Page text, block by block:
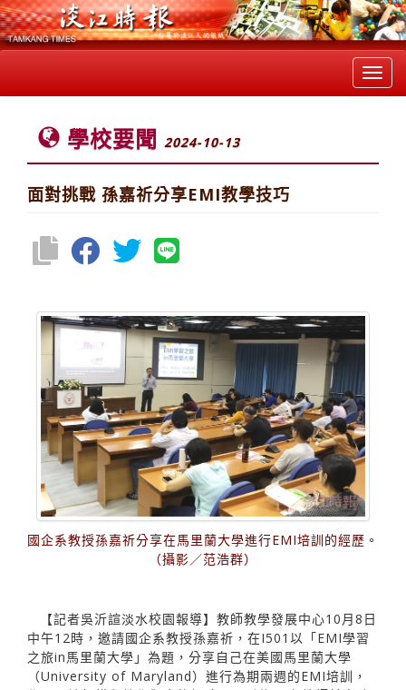
學校要聞 2024-10-13
面對挑戰 孫嘉祈分享EMI教學技巧
國企系教授孫嘉祈分享在馬里蘭大學進行EMI培訓的經歷。
（攝影／范浩群）
【記者吳沂諠淡水校園報導】教師教學發展中心10月8日
中午12時，邀請國企系教授孫嘉祈，在I501以「EMI學習
之旅in馬里蘭大學」為題，分享自己在美國馬里蘭大學
（University of Maryland）進行為期兩週的EMI培訓，